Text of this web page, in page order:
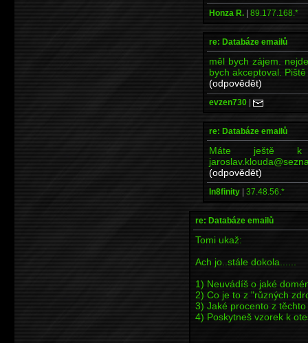
Honza R. | 89.177.168.*
re: Databáze emailů
měl bych zájem.
bych akceptoval.
(odpovědět)
evzen730 |
re: Databáze emailů
Máte ještě k
(odpovědět)
In8finity | 37.48.56.*
re: Databáze emailů
Tomi ukaž:
Ach jo..stále dokola......
1) Neuvádíš o jaké
2) Co je to z "různých
3) Jaké procento z
4) Poskytneš vzorek k